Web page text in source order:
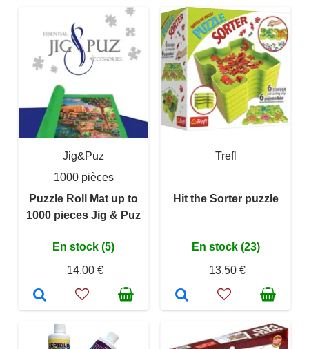
Jig&Puz
1000 pièces
Puzzle Roll Mat up to
1000 pieces Jig & Puz
En stock (5)
14,00 €
Trefl
Hit the Sorter puzzle
En stock (23)
13,50 €